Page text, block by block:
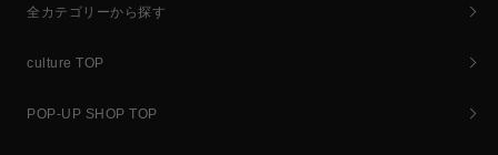
全カテゴリーから探す
culture TOP
POP-UP SHOP TOP